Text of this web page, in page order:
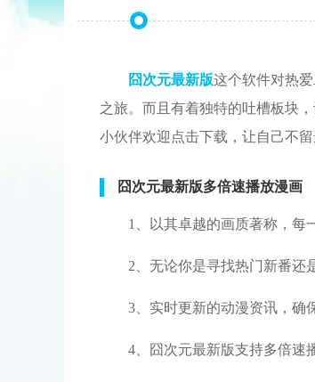
囧次元最新版这个软件对热
之旅。而且有着独特的吐槽板块
小伙伴欢迎点击下载，让自己不留
囧次元最新版多倍速播放漫画
1、以其卓越的画质著称，每
2、无论你是寻找热门新番还
3、实时更新的动漫资讯，确
4、囧次元最新版支持多倍速